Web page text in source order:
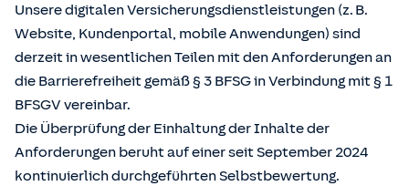
Unsere digitalen Versicherungsdienstleistungen (z. B.
Website, Kundenportal, mobile Anwendungen) sind
derzeit in wesentlichen Teilen mit den Anforderungen an
die Barrierefreiheit gemäß § 3 BFSG in Verbindung mit § 1
BFSGV vereinbar.
Die Überprüfung der Einhaltung der Inhalte der
Anforderungen beruht auf einer seit September 2024
kontinuierlich durchgeführten Selbstbewertung.